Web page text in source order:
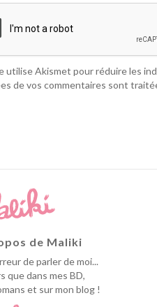
utilise Akismet pour réduire les
de vos commentaires sont
de Maliki
de parler de moi...
que dans mes BD,
et sur mon blog !